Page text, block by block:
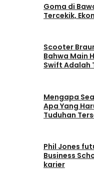
Goma di
Tercekik,
Scooter
Bahwa Main
Swift Adalah
Mengapa
Apa Yang
Tuduhan
Phil Jones
Business
karier